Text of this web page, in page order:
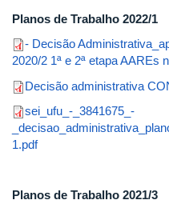
Planos de Trabalho 2022/1
- Decisão
2020/2 1ª e 2ª etapa AAREs
Decisão administrativa
sei_ufu_-_3841675_-
1.pdf
Planos de Trabalho 2021/3